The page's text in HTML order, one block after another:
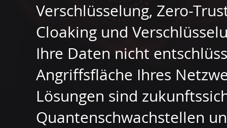
Verschlüsselung, Zero-
Cloaking und
Ihre Daten nicht
Angriffsfläche Ihres
Lösungen sind
Quantenschwachstellen